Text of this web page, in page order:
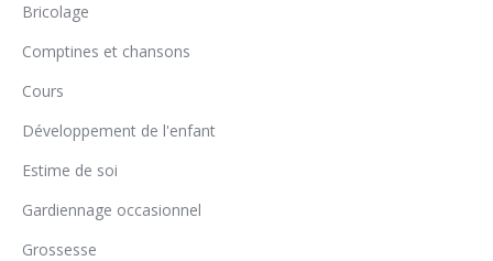
Bricolage
Comptines et chansons
Cours
Développement de l'enfant
Estime de soi
Gardiennage occasionnel
Grossesse